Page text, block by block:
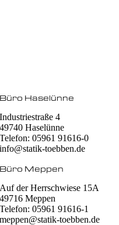
Büro Haselünne
Industriestraße 4
49740 Haselünne
Telefon: 05961 91616-0
info@statik-toebben.de
Büro Meppen
Auf der Herrschwiese 15A
49716 Meppen
Telefon: 05961 91616-1
meppen@statik-toebben.de